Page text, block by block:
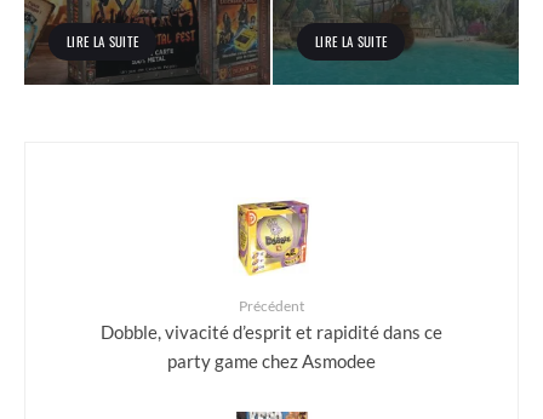
LIRE LA SUITE LIRE LA SUITE
Précédent
Dobble, vivacité d’esprit et rapidité dans ce
party game chez Asmodee